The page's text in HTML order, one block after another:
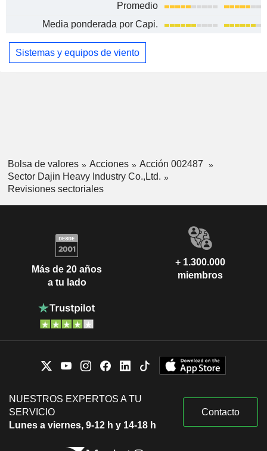
Promedio
Media ponderada por Capi.
Sistemas y equipos de viento
Bolsa de valores Acciones
Acción 002487
Sector Dajin Heavy Industry Co.,Ltd.
Revisiones sectoriales
Más de 20 años
a tu lado
+ 1.300.000
miembros
NUESTROS EXPERTOS A TU
SERVICIO
Lunes a viernes, 9-12 h y 14-18 h
Contacto